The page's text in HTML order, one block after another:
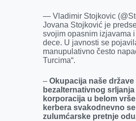
— Vladimir Stojkovic
Jovana Stojković je
svojim opasnim izjavama
dece. U javnosti se
manupulativno često
Turcima“.
– Okupacija naše
bezalternativnog
korporacija u belom
kerbera svakodnevno
zulumćarske pretnje